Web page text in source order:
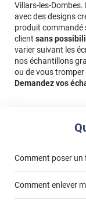
Villars-les-
avec des designs
produit commandé
client sans
varier suivant les
nos échantillons
ou de vous tromper
Demandez vos
Comment poser un
Comment enlever